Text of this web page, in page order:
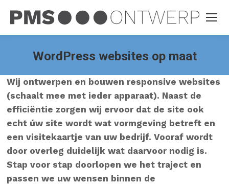
WordPress websites op maat
Wij ontwerpen en bouwen responsive websites
(schaalt mee met ieder apparaat). Naast de
efficiëntie zorgen wij ervoor dat de site ook
echt úw site wordt wat vormgeving betreft en
een visitekaartje van uw bedrijf. Vooraf wordt
door overleg duidelijk wat daarvoor nodig is.
Stap voor stap doorlopen we het traject en
passen we uw wensen binnen de